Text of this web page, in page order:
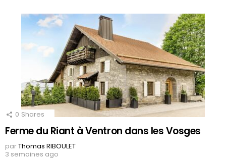
0 Shares
Ferme du Riant à Ventron dans les Vosges
parThomas RIBOULET
3 semaines ago